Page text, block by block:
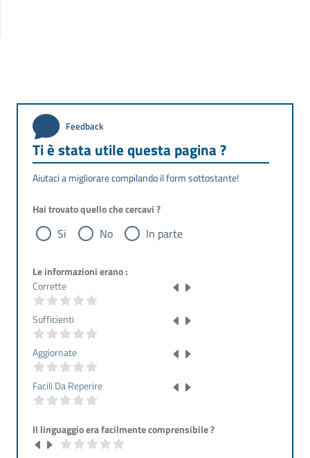
Feedback
Ti è stata utile questa pagina ?
Aiutaci a migliorare compilando il form sottostante!
Hai trovato quello che cercavi ?
Si No In parte
Le informazioni erano :
Corrette
Sufficienti
Aggiornate
Facili Da Reperire
Il linguaggio era facilmente comprensibile ?